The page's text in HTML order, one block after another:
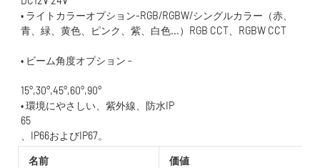
• ライトカラーオプション-RGB/RGBW/シングルカラー（赤、
15°,30°,45°,60°,90°
名前 価値